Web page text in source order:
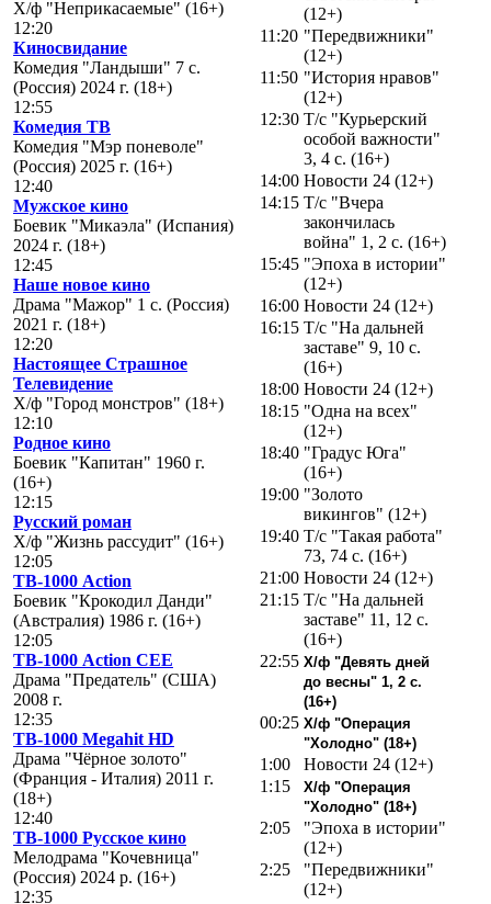
Х/ф "Неприкасаемые" (16+)
12:20
Киносвидание
Комедия "Ландыши" 7 с.
(Россия) 2024 г. (18+)
12:55
Комедия ТВ
Комедия "Мэр поневоле"
(Россия) 2025 г. (16+)
12:40
Мужское кино
Боевик "Микаэла" (Испания)
2024 г. (18+)
12:45
Наше новое кино
Драма "Мажор" 1 с. (Россия)
2021 г. (18+)
12:20
Настоящее Страшное
Телевидение
Х/ф "Город монстров" (18+)
12:10
Родное кино
Боевик "Капитан" 1960 г.
(16+)
12:15
Русский роман
Х/ф "Жизнь рассудит" (16+)
12:05
ТВ-1000 Action
Боевик "Крокодил Данди"
(Австралия) 1986 г. (16+)
12:05
ТВ-1000 Action CEE
Драма "Предатель" (США)
2008 г.
12:35
ТВ-1000 Megahit HD
Драма "Чёрное золото"
(Франция - Италия) 2011 г.
(18+)
12:40
ТВ-1000 Русское кино
Мелодрама "Кочевница"
(Россия) 2024 р. (16+)
12:35
(12+)
11:20 "Передвижники"
(12+)
11:50 "История нравов"
(12+)
12:30 Т/с "Курьерский
особой важности"
3, 4 с. (16+)
14:00 Новости 24 (12+)
14:15 Т/с "Вчера
закончилась
война" 1, 2 с. (16+)
15:45 "Эпоха в истории"
(12+)
16:00 Новости 24 (12+)
16:15 Т/с "На дальней
заставе" 9, 10 с.
(16+)
18:00 Новости 24 (12+)
18:15 "Одна на всех"
(12+)
18:40 "Градус Юга"
(16+)
19:00 "Золото
викингов" (12+)
19:40 Т/с "Такая работа"
73, 74 с. (16+)
21:00 Новости 24 (12+)
21:15 Т/с "На дальней
заставе" 11, 12 с.
(16+)
22:55 Х/ф "Девять дней
до весны" 1, 2 с.
(16+)
00:25 Х/ф "Операция
"Холодно" (18+)
1:00
Новости 24 (12+)
1:15
Х/ф "Операция
"Холодно" (18+)
2:05
"Эпоха в истории"
(12+)
2:25
"Передвижники"
(12+)